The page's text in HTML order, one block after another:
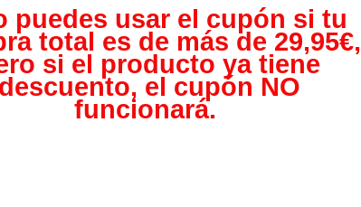
puedes usar el cupón si tu
total es de más de 29,95€,
si el producto ya tiene
descuento, el cupón NO
funcionará.